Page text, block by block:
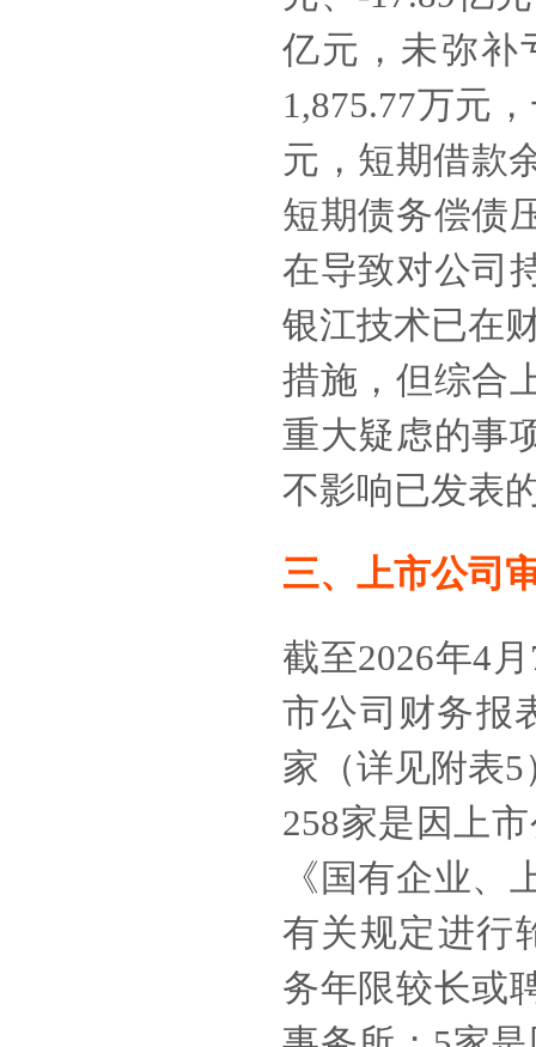
亿元，未弥补
1,875.77万元
元，短期借款
短期债务偿债
在导致对公司
银江技术已在
措施，但综合
重大疑虑的事
不影响已发表
三、上市公司
截至2026年4
市公司财务报
家（详见附表
258家是因上
《国有企业
有关规定进行
务年限较长或